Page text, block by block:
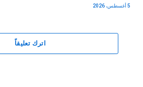
5 أغسطس، 2026
اترك تعليقاً